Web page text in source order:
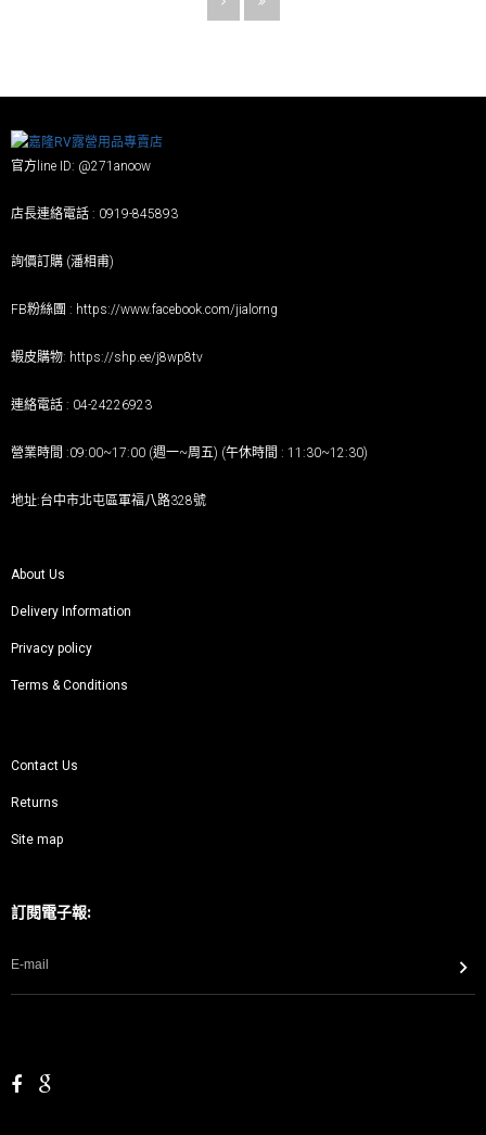
官方line ID: @271anoow
店長連絡電話 : 0919-845893
詢價訂購 (潘相甫)
FB粉絲團 : https://www.facebook.com/jialorng
蝦皮購物: https://shp.ee/j8wp8tv
連絡電話 : 04-24226923
營業時間 :09:00~17:00 (週一~周五) (午休時間 : 11:30~12:30)
地址:台中市北屯區軍福八路328號
About Us
Delivery Information
Privacy policy
Terms & Conditions
Contact Us
Returns
Site map
訂閱電子報: